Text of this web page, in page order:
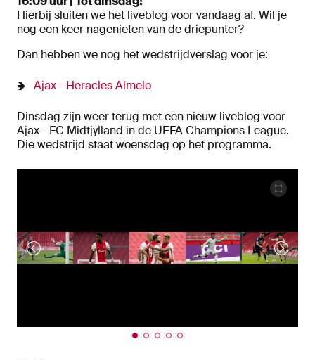
Hierbij sluiten we het liveblog voor vandaag af. Wil je
nog een keer nagenieten van de driepunter?
Dan hebben we nog het wedstrijdverslag voor je:
Ajax - Heracles Almelo
Dinsdag zijn weer terug met een nieuw liveblog voor
Ajax - FC Midtjylland in de UEFA Champions League.
Die wedstrijd staat woensdag op het programma.